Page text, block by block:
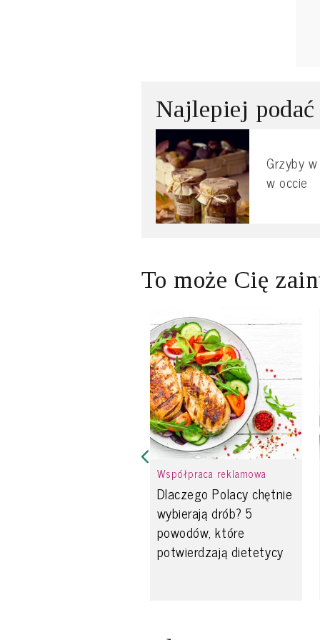
Najlepiej podać
Grzyby
w occie
To może Cię
Współpraca reklamowa
Dlaczego Polacy chętnie
wybierają drób? 5
powodów, które
potwierdzają dietetycy